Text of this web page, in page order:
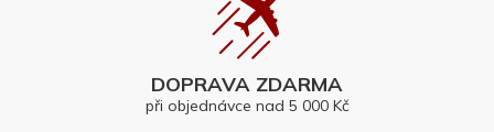
DOPRAVA ZDARMA
při objednávce nad 5 000 Kč